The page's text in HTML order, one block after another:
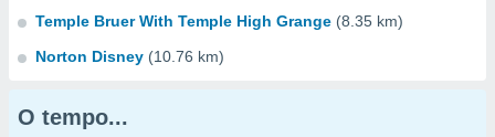
Temple Bruer With Temple High Grange (8.35 km)
Norton Disney (10.76 km)
O tempo...